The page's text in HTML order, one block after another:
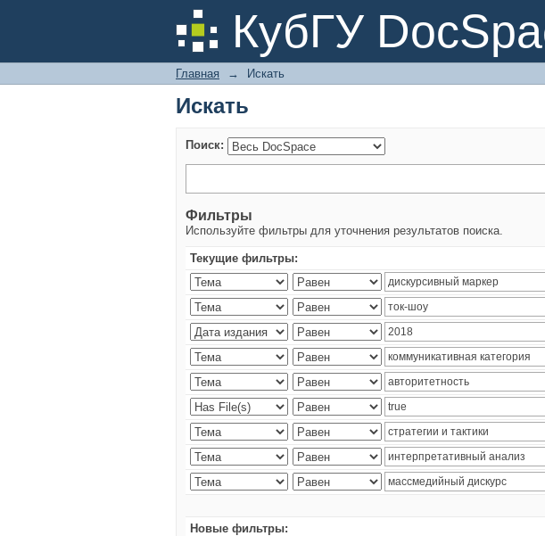
КубГУ
Искать
Главная → Искать
Искать
Поиск:
Фильтры
Используйте фильтры для уточнения результатов поиска.
Текущие фильтры:
Новые фильтры: